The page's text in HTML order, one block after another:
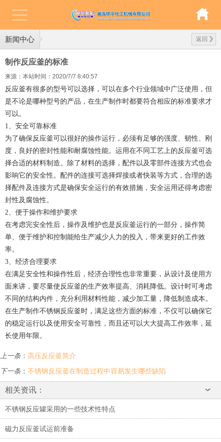
新闻中心 返回
制作反应釜的标准
来源：本站时间：2020/7/7 8:40:57
反应釜有很多的型号可以选择，可以在多个行业领域中广泛使用，但
是不论是哪种型号的产品，在生产制作时都要符合相应的标准要求才
可以。
1、安全可靠标准
为了确保反应釜可以很好的操作运行，必须有足够的强度、韧性、刚
度，良好的密封性能和耐腐蚀性能。运用在不同工艺上的反应釜可选
择合适的材料制造。除了材料的选择，配件以及零部件连接方式也会
影响它的安全性。配件的连接可选择焊接或者快装等方式，合理的选
择配件及连接方式是确保安全运行的有效措施，安全运用还得考虑密
封性及腐蚀性。
2、便于操作和维护要求
在考虑完安全性后，操作及维护也是反应釜运行的一部分，操作简
单、便于维护和控制能给生产减少人力的投入，带来更好的工作效
率。
3、经济合理要求
在满足安全性和操作性后，经济合理性也非常重要，从设计及使用方
面来讲，要尽量使反应釜的生产效率提高、消耗降低。设计时可考虑
不同的结构内件，充分利用材料性能，减少加工量，降低制造成本。
在生产制作不锈钢反应釜时，满足这些方面的标准，不仅可以确保它
的稳定运行以及使用安全可靠性，而且还可以大大提高工作效率，延
长使用年限。
上一条： 高压反应釜简介
下一条： 不锈钢反应釜在制造过程中容易发生哪些缺陷
相关资讯：
不锈钢反应罐采用的一些技术性特点
磁力反应釜试运前准备